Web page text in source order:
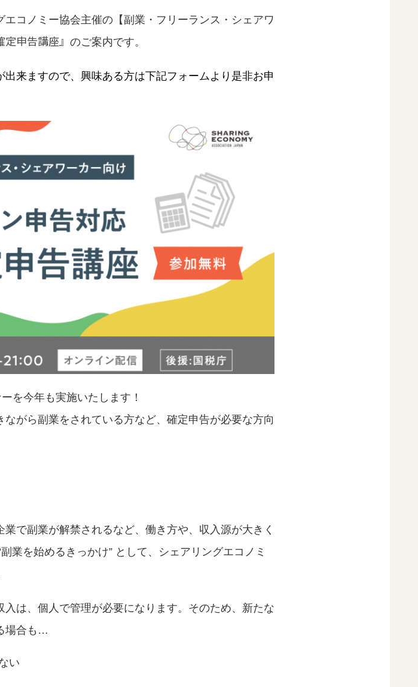
コノミー協会主催の【副業・フリーランス・シェアワ
申告講座』 のご案内です。
来ますので、興味ある方は下記フォームより是非お申
を今年も実施いたします！
がら副業をされている方など、確定申告が必要な方向
で副業が解禁されるなど、働き方や、収入源が大きく
業を始めるきっかけ” として、シェアリングエコノミ
は、個人で管理が必要になります。そのため、新たな
場合も…
い